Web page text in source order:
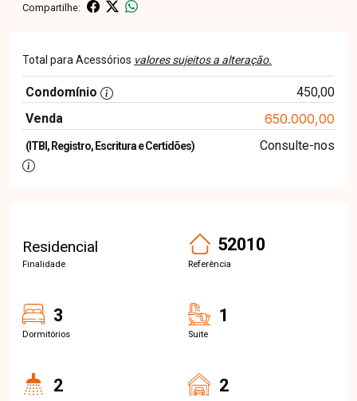
Compartilhe:
Total para Acessórios valores sujeitos a alteração.
Condomínio
450,00
Venda
650.000,00
(ITBI, Registro, Escritura e Certidões) Consulte-nos
Residencial
Finalidade
52010
Referência
3
Dormitórios
1
Suite
2 2